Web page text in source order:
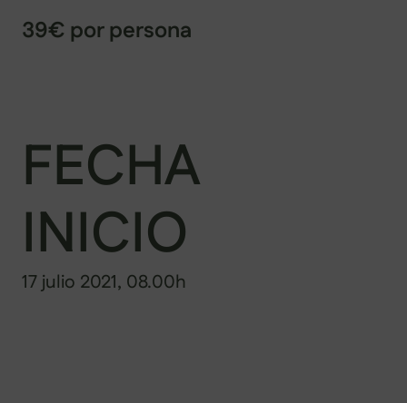
39€ por persona
FECHA
INICIO
17 julio 2021, 08.00h